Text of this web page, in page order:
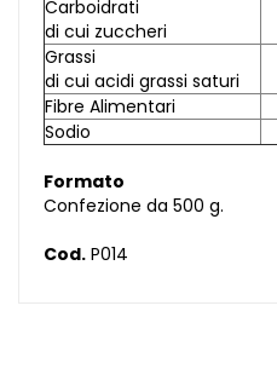
Carboidrati
di cui zuccheri
Grassi
di cui acidi grassi saturi
Fibre Alimentari
Sodio
Formato
Confezione da 500 g.
Cod. P014